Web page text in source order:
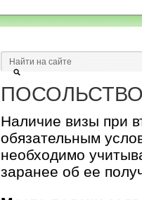
Наличие визы при
обязательным
необходимо
заранее об ее